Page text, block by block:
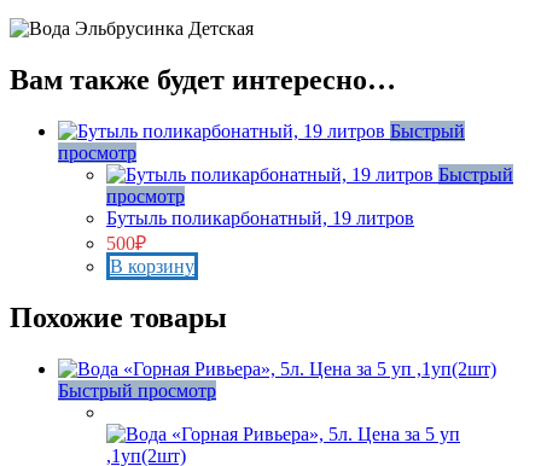
Вам также будет интересно…
Быстрый
просмотр
Быстрый
просмотр
Бутыль поликарбонатный, 19 литров
500₽
В корзину
Похожие товары
Быстрый просмотр